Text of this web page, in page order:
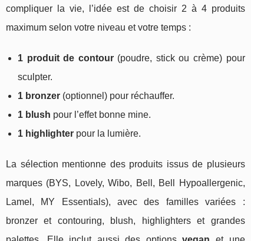
compliquer la vie, l’idée est de choisir 2 à 4 produits
maximum selon votre niveau et votre temps :
1 produit de contour(poudre, stick ou crème) pour
sculpter.
1 bronzer (optionnel) pour réchauffer.
1 blush pour l’effet bonne mine.
1 highlighter pour la lumière.
La sélection mentionne des produits issus de plusieurs
marques (BYS, Lovely, Wibo, Bell, Bell Hypoallergenic,
Lamel, MY Essentials), avec des familles variées :
bronzer et contouring, blush, highlighters et grandes